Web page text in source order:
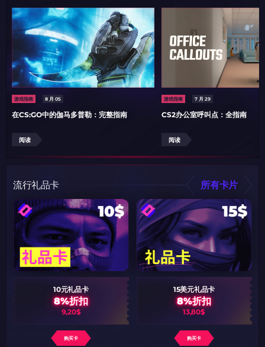
游戏指南 8 月 05
在CS:GO中的伽马多普勒：完整指南
阅读
游戏指南 7 月 29
CS2办公室呼叫点：全指南
阅读
流行礼品卡 所有卡片
10元礼品卡
8%折扣
9,20$
购买卡
15美元礼品卡
8%折扣
13,80$
购买卡